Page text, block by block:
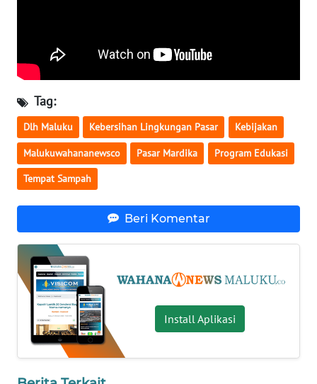
Tag:
Dlh Maluku Kebersihan Lingkungan Pasar Kebijakan
Malukuwahananewsco Pasar Mardika Program Edukasi
Tempat Sampah
Beri Komentar
Install Aplikasi
WN
SULBAR
WN
BABEL
WN
SUMBAR
WN
WN
BENGKULU
WN
LAMPUNG
JATENG